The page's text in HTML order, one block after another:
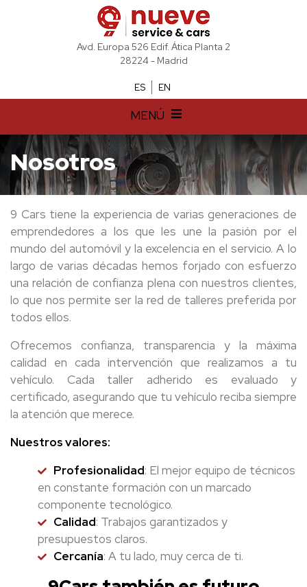
Avd. Europa 526 Edif. Ática Planta 2
28224 - Madrid
ES EN
MENÚ
Nosotros
9 Cars tiene la experiencia de varias generaciones de
emprendedores a los que les une la pasión por el
mundo del automóvil y la excelencia en el servicio. A lo
largo de varias décadas hemos forjado con esfuerzo
una relación de confianza plena con nuestros clientes,
lo que nos permite ser la red de talleres preferida por
todos ellos.
Ofrecemos confianza, transparencia y la máxima
calidad en cada intervención que realizamos a tu
vehículo. Cada taller adherido es evaluado y
certificado, asegurando que tu vehículo reciba siempre
la atención que merece.
Nuestros valores:
Profesionalidad: El mejor equipo de técnicos
en constante formación con un marcado
componente tecnológico.
Calidad: Trabajos garantizados y
presupuestos claros.
Cercanía: A tu lado, muy cerca de ti.